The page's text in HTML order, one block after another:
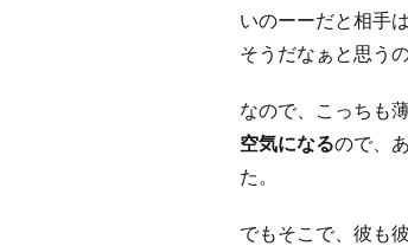
いのーーだと相手
そうだなぁと思う
なので、こっちも
空気になるので、
た。
でもそこで、彼も